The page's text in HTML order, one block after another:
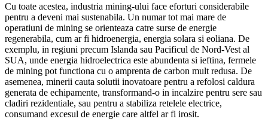
Cu toate acestea, industria mining-ului face eforturi considerabile
pentru a deveni mai sustenabila. Un numar tot mai mare de
operatiuni de mining se orienteaza catre surse de energie
regenerabila, cum ar fi hidroenergia, energia solara si eoliana. De
exemplu, in regiuni precum Islanda sau Pacificul de Nord-Vest al
SUA, unde energia hidroelectrica este abundenta si ieftina, fermele
de mining pot functiona cu o amprenta de carbon mult redusa. De
asemenea, minerii cauta solutii inovatoare pentru a refolosi caldura
generata de echipamente, transformand-o in incalzire pentru sere sau
cladiri rezidentiale, sau pentru a stabiliza retelele electrice,
consumand excesul de energie care altfel ar fi irosit.